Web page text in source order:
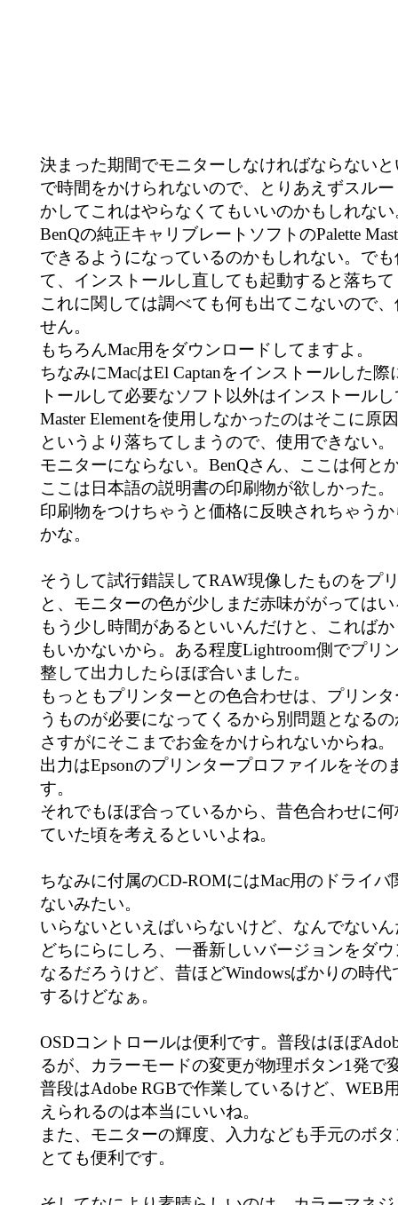
決まった期間でモニターしなければならない
で時間をかけられないので、とりあえずスル
かしてこれはやらなくてもいいのかもしれない
BenQの純正キャリブレートソフトのPalette
できるようになっているのかもしれない。で
て、インストールし直しても起動すると落ち
これに関しては調べても何も出てこないので
せん。
もちろんMac用をダウンロードしてますよ。
ちなみにMacはEl Captanをインストールした
トールして必要なソフト以外はインストールし
Master Elementを使用しなかったのはそこに原
というより落ちてしまうので、使用できない。
モニターにならない。BenQさん、ここは何と
ここは日本語の説明書の印刷物が欲しかった。
印刷物をつけちゃうと価格に反映されちゃう
かな。
そうして試行錯誤してRAW現像したものをプ
と、モニターの色が少しまだ赤味ががっては
もう少し時間があるといいんだけと、これば
もいかないから。ある程度Lightroom側でプリ
整して出力したらほぼ合いました。
もっともプリンターとの色合わせは、プリン
うものが必要になってくるから別問題となる
さすがにそこまでお金をかけられないからね。
出力はEpsonのプリンタープロファイルをその
す。
それでもほぼ合っているから、昔色合わせに
ていた頃を考えるといいよね。
ちなみに付属のCD-ROMにはMac用のドライ
ないみたい。
いらないといえばいらないけど、なんでない
どちにらにしろ、一番新しいバージョンをダ
なるだろうけど、昔ほどWindowsばかりの時
するけどなぁ。
OSDコントロールは便利です。普段はほぼ
るが、カラーモードの変更が物理ボタン1発で
普段はAdobe RGBで作業しているけど、WEB
えられるのは本当にいいね。
また、モニターの輝度、入力なども手元のボ
とても便利です。